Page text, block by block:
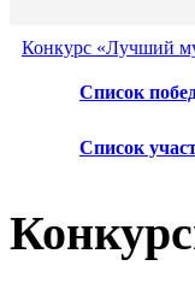
Конкурс «Лучший
Список
Список